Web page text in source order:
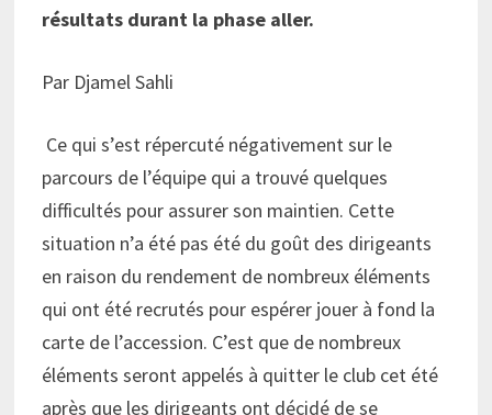
résultats durant la phase aller.
Par Djamel Sahli
Ce qui s’est répercuté négativement sur le
parcours de l’équipe qui a trouvé quelques
difficultés pour assurer son maintien. Cette
situation n’a été pas été du goût des dirigeants
en raison du rendement de nombreux éléments
qui ont été recrutés pour espérer jouer à fond la
carte de l’accession. C’est que de nombreux
éléments seront appelés à quitter le club cet été
après que les dirigeants ont décidé de se